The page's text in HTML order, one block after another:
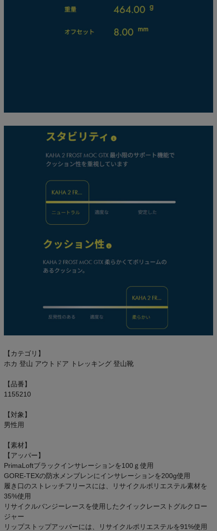
【カテゴリ】
ホカ 登山 アウトドア トレッキング 登山靴
【品番】
1155210
【対象】
男性用
【素材】
【アッパー】
PrimaLoftブラックインサレーションを100ｇ使用
GORE-TEXの防水メンブレンにインサレーションを200g使用
履き口のストレッチフリースには、リサイクルポリエステル素材を
35%使用
リサイクルバンジーレースを使用したクイックレーストグルクロー
ジャー
リップストップアッパーには、リサイクルポリエステルを91%使用